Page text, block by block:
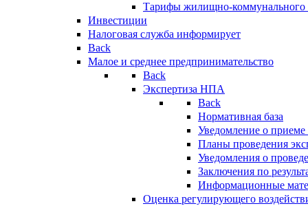
Тарифы жилищно-коммунального
Инвестиции
Налоговая служба информирует
Back
Малое и среднее предпринимательство
Back
Экспертиза НПА
Back
Нормативная база
Уведомление о
Планы проведения
Уведомления о
Заключения по
Информационные
Оценка регулирующего